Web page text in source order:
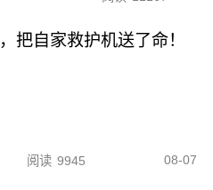
把自家救护机送了命！
阅读 9945 08-07